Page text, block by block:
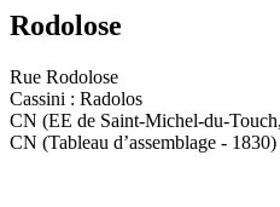
Rodolose
Rue Rodolose
Cassini : Radolos
CN (EE de Saint-Michel-du-
CN (Tableau d’assemblage -